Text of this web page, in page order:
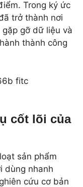
Trong ký ức
trở thành nơi
gỡ dữ liệu và
thành công
cốt lõi của
sản phẩm
dùng nhanh
cứu cơ bản